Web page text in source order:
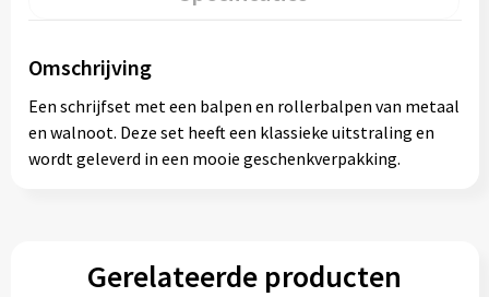
Omschrijving
Een schrijfset met een balpen en rollerbalpen van metaal
en walnoot. Deze set heeft een klassieke uitstraling en
wordt geleverd in een mooie geschenkverpakking.
Gerelateerde producten